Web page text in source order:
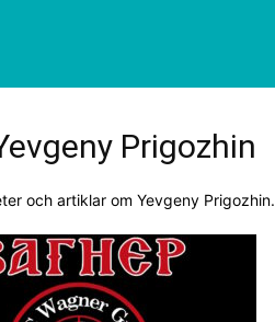
Prigozhin
och artiklar om Yevgeny Prigozhin.